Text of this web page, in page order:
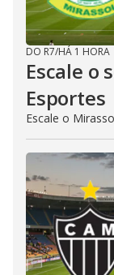
DO R7/HÁ 1 HORA
Escale o
Esportes
Escale o